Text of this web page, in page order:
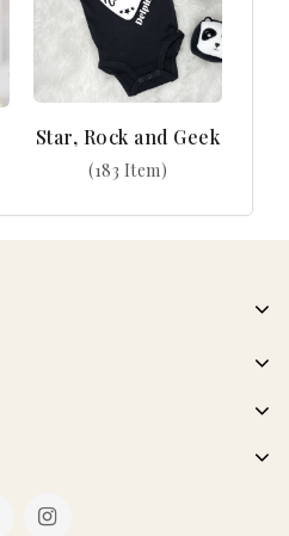
Star, Rock and Geek
(183 Item)